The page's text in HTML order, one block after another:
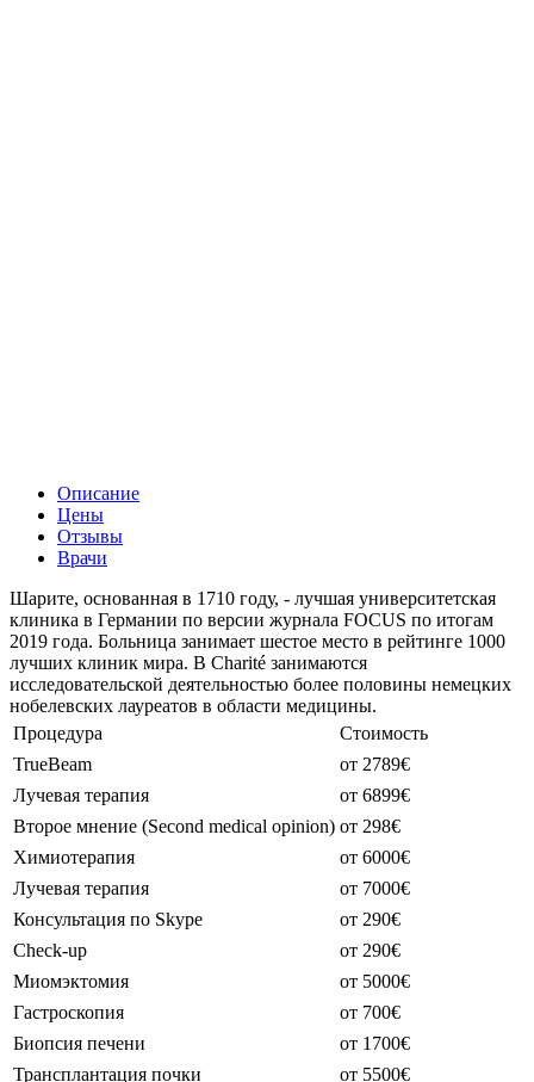
Описание
Цены
Отзывы
Врачи
Шарите, основанная в 1710 году, - лучшая университетская
клиника в Германии по версии журнала FOCUS по итогам
2019 года. Больница занимает шестое место в рейтинге 1000
лучших клиник мира. В Charité занимаются
исследовательской деятельностью более половины немецких
нобелевских лауреатов в области медицины.
Процедура
Стоимость
TrueBeam
от 2789€
Лучевая терапия
от 6899€
Второе мнение (Second medical opinion) от 298€
Химиотерапия
от 6000€
Лучевая терапия
от 7000€
Консультация по Skype
от 290€
Check-up
от 290€
Миомэктомия
от 5000€
Гастроскопия
от 700€
Биопсия печени
от 1700€
Трансплантация почки
от 5500€